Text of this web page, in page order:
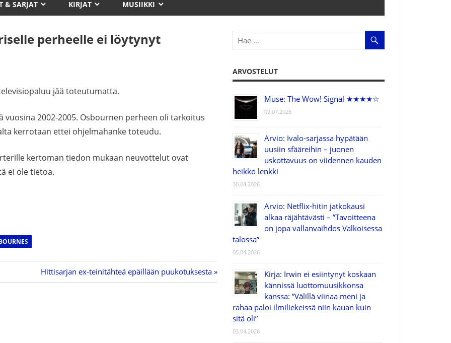
& SARJAT KIRJAT MUSIIKKI
perheelle ei löytynyt
jää toteutumatta.
vuosina 2002-2005. Osbournen perheen oli tarkoitus
kerrotaan ettei ohjelmahanke toteudu.
kertoman tiedon mukaan neuvottelut ovat
ei ole tietoa.
Next
Post:
Hittisarjan ex-teinitähteä epäillään puukotuksesta
ARVOSTELUT
Muse: The Wow! Signal ★★★★☆
09.07.2026
Arvio: Ivalo-sarjassa hypätään
uusiin sfääreihin – juonen
uskottavuus on viidennen kauden
heikko lenkki
30.04.2026
Arvio: Netflix-hitin jatkokausi
alkaa räjähtävästi – ”Tavoitteena
on jopa vallanvaihdos Valkoisessa
talossa”
05.04.2026
Kirja: Irwin ei esiintynyt koskaan
kännissä luottomuusikkonsa
kanssa: ”Välillä viinaa meni ja
rahaa paloi ilmiliekeissä niin kauan kuin
sitä oli”
03.04.2026